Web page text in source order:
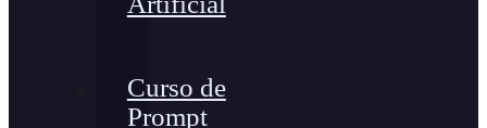
Curso de
Prompt